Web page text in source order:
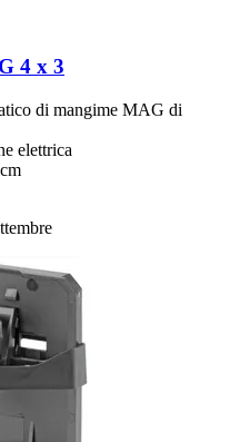
4 x 3
di mangime MAG di
elettrica